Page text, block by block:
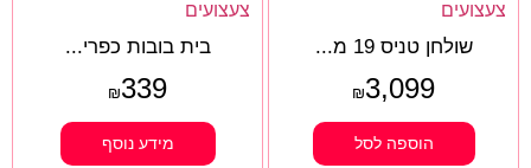
שולחן טניס 19 מ...
₪3,099
הוספה לסל
בית בובות כפרי...
₪339
מידע נוסף